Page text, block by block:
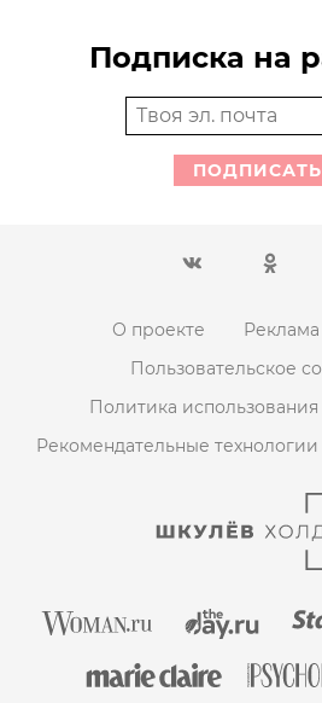
Подписка на
О проекте Реклама
Пользовательское
Политика
Рекомендательные технологии